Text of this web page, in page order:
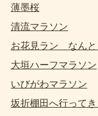
薄墨桜
清流マラソン
お花見ラン なんと
大垣ハーフマラソン
いびがわマラソン
坂折棚田へ行って